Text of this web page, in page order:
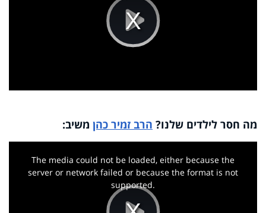
Play
Video
מה חסר לילדים שלנו? הרב זמיר כהן משיב:
The media could not be loaded, either because the
server or network failed or because the format is not
supported.